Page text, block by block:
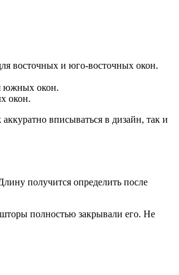
восточных и юго-восточных окон.
южных окон.
окон.
вписываться в дизайн, так и
получится определить после
полностью закрывали его. Не